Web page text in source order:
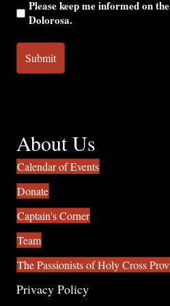
Please keep me informed on
Dolorosa.
About Us
Calendar of Events
Donate
Captain's Corner
Team
The Passionists of Holy Cross
Privacy Policy